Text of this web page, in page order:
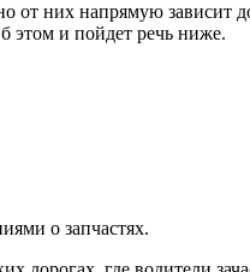
от них напрямую зависит
этом и пойдет речь ниже.
о запчастях.